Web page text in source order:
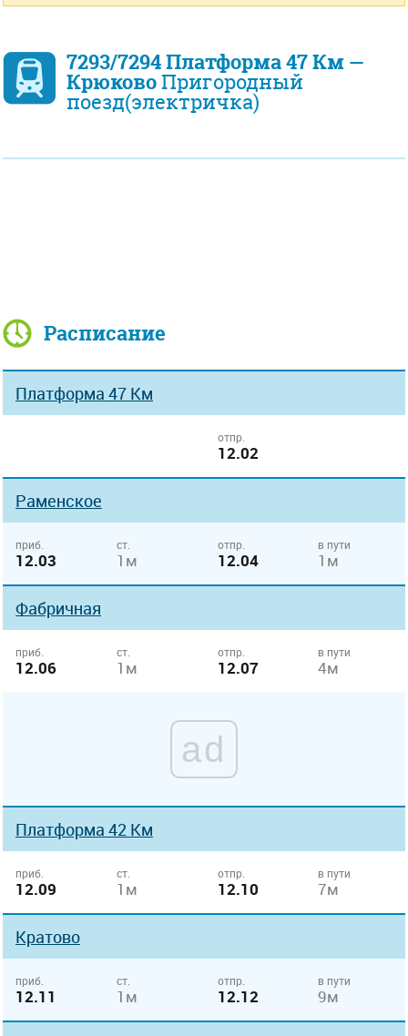
7293/7294 Платформа 47 Км —
КрюковоПригородный
поезд(электричка)
Расписание
Платформа 47 Км
отпр.
12.02
Раменское
приб.
12.03
ст.
1м
отпр.
12.04
в пути
1м
Фабричная
приб.
12.06
ст.
1м
отпр.
12.07
в пути
4м
ad
Платформа 42 Км
приб.
12.09
ст.
1м
отпр.
12.10
в пути
7м
Кратово
приб.
12.11
ст.
1м
отпр.
12.12
в пути
9м